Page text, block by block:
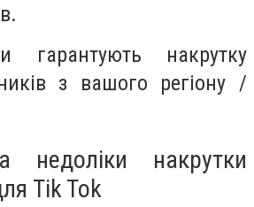
гарантують накрутку
з вашого регіону /
недоліки накрутки
Tik Tok